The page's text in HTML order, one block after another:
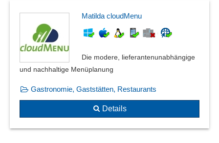
Matilda cloudMenu
Die modere, lieferantenunabhängige
und nachhaltige Menüplanung
Gastronomie, Gaststätten, Restaurants
Details